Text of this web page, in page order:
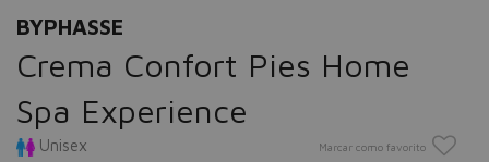
BYPHASSE
Crema Confort Pies Home
Spa Experience
Unisex Marcar como favorito